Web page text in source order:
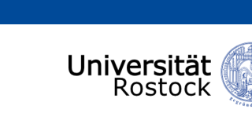
Browsen
direkt zum Inhalt